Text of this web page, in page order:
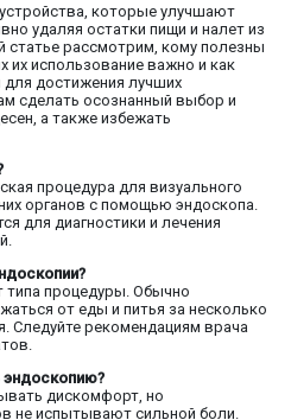
которые улучшают
удаляя остатки пищи и налет из
статье рассмотрим, кому полезны
их использование важно и как
достижения лучших
сделать осознанный выбор и
а также избежать
процедура для визуального
органов с помощью эндоскопа.
для диагностики и лечения
типа процедуры. Обычно
от еды и питья за несколько
Следуйте рекомендациям врача
эндоскопию?
дискомфорт, но
не испытывают сильной боли.